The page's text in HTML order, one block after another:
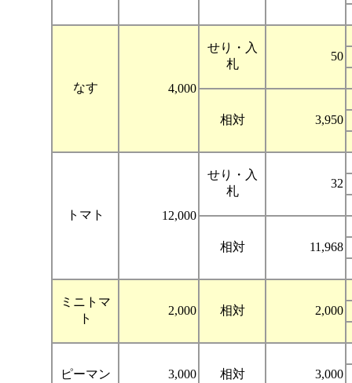
なす 4,000
せり・入
札
50
相対 3,950
トマト 12,000
せり・入
札
32
相対 11,968
ミニトマ
ト
2,000 相対 2,000
ピーマン 3,000 相対 3,000